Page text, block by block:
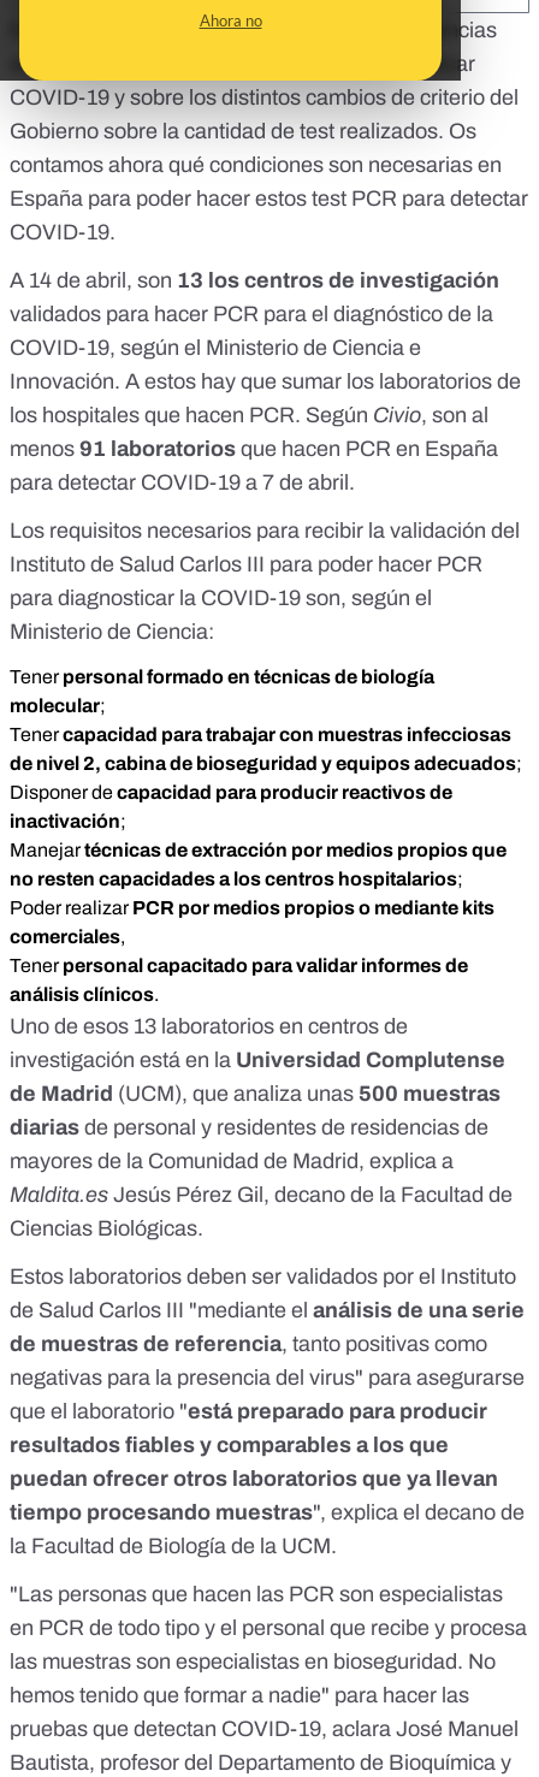
Ahora no
ya os hemos contado
qué diferencias
entre los test rápidos y las PCR para diagnosticar
COVID-19 y sobre los distintos cambios de criterio del
Gobierno sobre la cantidad de test realizados. Os
contamos ahora qué condiciones son necesarias en
España para poder hacer estos test PCR para detectar
COVID-19.
A 14 de abril, son 13 los centros de investigación
validados para hacer PCR para el diagnóstico de la
COVID-19, según el Ministerio de Ciencia e
Innovación. A estos hay que sumar los laboratorios de
los hospitales que hacen PCR. Según Civio, son al
menos 91 laboratorios que hacen PCR en España
para detectar COVID-19 a 7 de abril.
Los requisitos necesarios para recibir la validación del
Instituto de Salud Carlos III para poder hacer PCR
para diagnosticar la COVID-19 son, según el
Ministerio de Ciencia:
Tenerpersonal formado en técnicas de biología
molecular;
Tenercapacidad para trabajar con muestras infecciosas
de nivel 2, cabina de bioseguridad y equipos adecuados;
Disponer decapacidad para producir reactivos de
inactivación;
Manejartécnicas de extracción por medios propios que
no resten capacidades a los centros hospitalarios;
Poder realizarPCR por medios propios o mediante kits
comerciales,
Tenerpersonal capacitado para validar informes de
análisis clínicos.
Uno de esos 13 laboratorios en centros de
investigación está en la Universidad Complutense
de Madrid (UCM), que analiza unas 500 muestras
diarias de personal y residentes de residencias de
mayores de la Comunidad de Madrid, explica a
Maldita.es Jesús Pérez Gil, decano de la Facultad de
Ciencias Biológicas.
Estos laboratorios deben ser validados por el Instituto
de Salud Carlos III "mediante el análisis de una serie
de muestras de referencia, tanto positivas como
negativas para la presencia del virus" para asegurarse
que el laboratorio "está preparado para producir
resultados fiables y comparables a los que
puedan ofrecer otros laboratorios que ya llevan
tiempo procesando muestras", explica el decano de
la Facultad de Biología de la UCM.
"Las personas que hacen las PCR son especialistas
en PCR de todo tipo y el personal que recibe y procesa
las muestras son especialistas en bioseguridad. No
hemos tenido que formar a nadie" para hacer las
pruebas que detectan COVID-19, aclara José Manuel
Bautista, profesor del Departamento de Bioquímica y